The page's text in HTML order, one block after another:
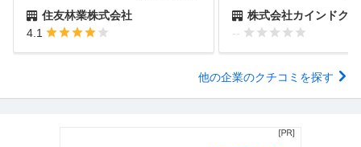
住友林業株式会社
4.1
株式会社カインドク
--
他の企業のクチコミを探す